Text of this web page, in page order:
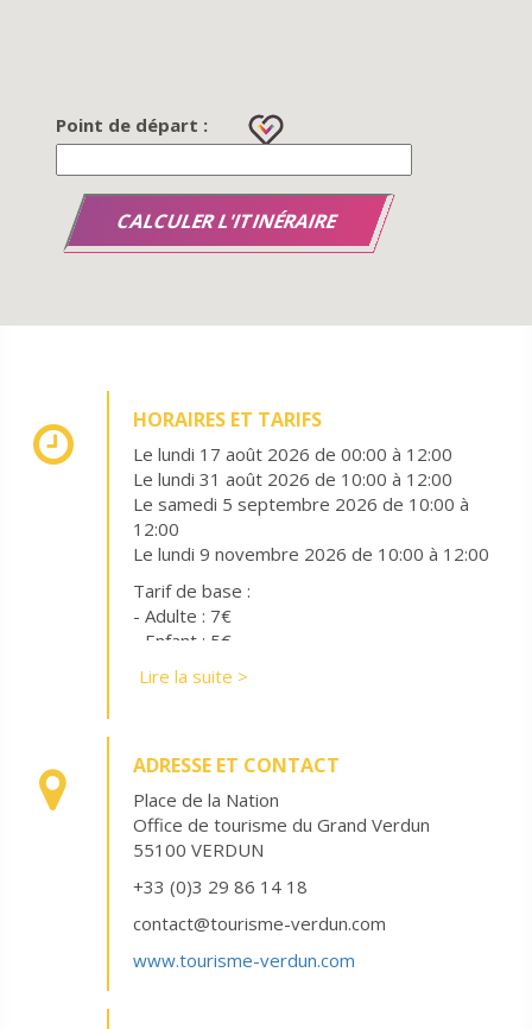
Point de départ :
HORAIRES ET TARIFS
Le lundi 17 août 2026 de 00:00 à 12:00
Le lundi 31 août 2026 de 10:00 à 12:00
Le samedi 5 septembre 2026 de 10:00 à
12:00
Le lundi 9 novembre 2026 de 10:00 à 12:00
Tarif de base :
- Adulte : 7€
- Enfant : 5€
Gratuit pour les moins de : 8 ans
Lire la suite >
ADRESSE ET CONTACT
Place de la Nation
Office de tourisme du Grand Verdun
55100 VERDUN
+33 (0)3 29 86 14 18
contact@tourisme-verdun.com
www.tourisme-verdun.com